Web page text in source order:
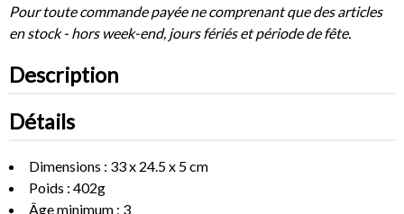
Pour toute commande payée ne comprenant que des articles
en stock - hors week-end, jours fériés et période de fête.
Description
Détails
Dimensions : 33 x 24.5 x 5 cm
Poids : 402g
Âge minimum : 3